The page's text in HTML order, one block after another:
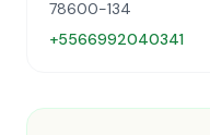
78600-134
+5566992040341